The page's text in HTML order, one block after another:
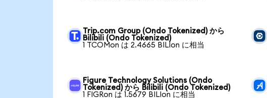
Trip.com Group (Ondo Tokenized) から
Bilibili (Ondo Tokenized)
1 TCOMon は 2.4665 BILIon に相当
Figure Technology Solutions (Ondo
Tokenized) から Bilibili (Ondo Tokenized)
1 FIGRon は 1.5679 BILIon に相当